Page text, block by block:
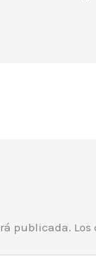
publicada.